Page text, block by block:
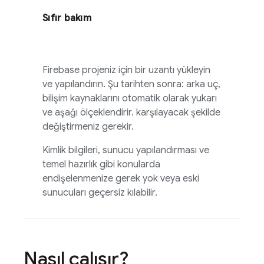
Sıfır bakım
Firebase projeniz için bir uzantı yükleyin
ve yapılandırın. Şu tarihten sonra: arka uç,
bilişim kaynaklarını otomatik olarak yukarı
ve aşağı ölçeklendirir. karşılayacak şekilde
değiştirmeniz gerekir.
Kimlik bilgileri, sunucu yapılandırması ve
temel hazırlık gibi konularda
endişelenmenize gerek yok veya eski
sunucuları geçersiz kılabilir.
Nasıl çalışır?